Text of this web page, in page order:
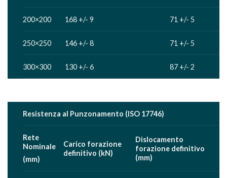
200×200 168 +/- 9 71 +/- 5
250×250 146 +/- 8 71 +/- 5
300×300 130 +/- 6 87 +/- 2
Resistenza al Punzonamento (ISO 17746)
Rete
Nominale
(mm)
Carico forazione
definitivo (kN)
Dislocamento
forazione definitivo
(mm)